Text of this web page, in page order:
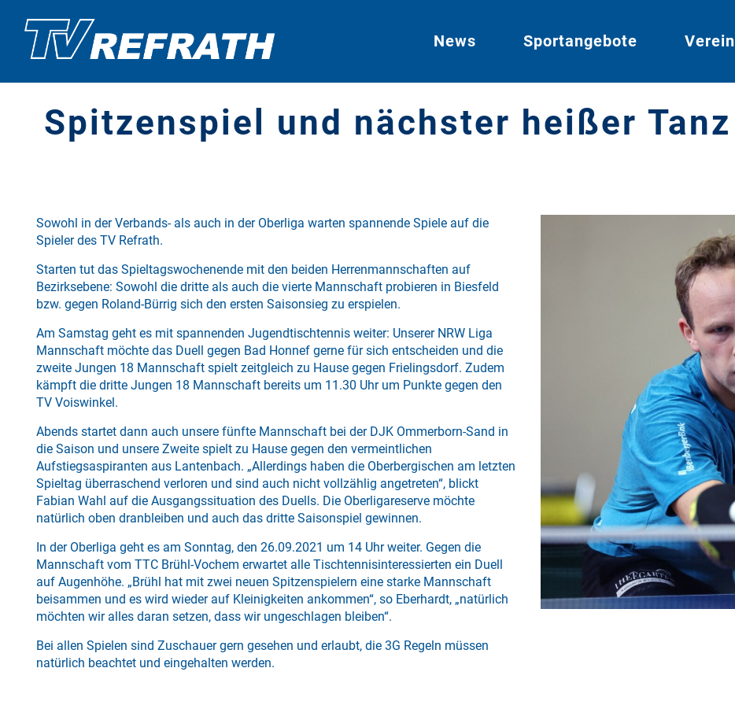
News Sportangebote Verein
Spitzenspiel und nächster heißer Tanz
Sowohl in der Verbands- als auch in der Oberliga warten spannende Spiele auf die
Spieler des TV Refrath.
Starten tut das Spieltagswochenende mit den beiden Herrenmannschaften auf
Bezirksebene: Sowohl die dritte als auch die vierte Mannschaft probieren in Biesfeld
bzw. gegen Roland-Bürrig sich den ersten Saisonsieg zu erspielen.
Am Samstag geht es mit spannenden Jugendtischtennis weiter: Unserer NRW Liga
Mannschaft möchte das Duell gegen Bad Honnef gerne für sich entscheiden und die
zweite Jungen 18 Mannschaft spielt zeitgleich zu Hause gegen Frielingsdorf. Zudem
kämpft die dritte Jungen 18 Mannschaft bereits um 11.30 Uhr um Punkte gegen den
TV Voiswinkel.
Abends startet dann auch unsere fünfte Mannschaft bei der DJK Ommerborn-Sand in
die Saison und unsere Zweite spielt zu Hause gegen den vermeintlichen
Aufstiegsaspiranten aus Lantenbach. „Allerdings haben die Oberbergischen am letzten
Spieltag überraschend verloren und sind auch nicht vollzählig angetreten“, blickt
Fabian Wahl auf die Ausgangssituation des Duells. Die Oberligareserve möchte
natürlich oben dranbleiben und auch das dritte Saisonspiel gewinnen.
In der Oberliga geht es am Sonntag, den 26.09.2021 um 14 Uhr weiter. Gegen die
Mannschaft vom TTC Brühl-Vochem erwartet alle Tischtennisinteressierten ein Duell
auf Augenhöhe. „Brühl hat mit zwei neuen Spitzenspielern eine starke Mannschaft
beisammen und es wird wieder auf Kleinigkeiten ankommen“, so Eberhardt, „natürlich
möchten wir alles daran setzen, dass wir ungeschlagen bleiben“.
Bei allen Spielen sind Zuschauer gern gesehen und erlaubt, die 3G Regeln müssen
natürlich beachtet und eingehalten werden.